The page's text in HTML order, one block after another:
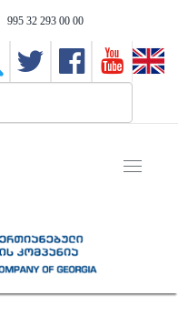
995 32 293 00 00
Toggle